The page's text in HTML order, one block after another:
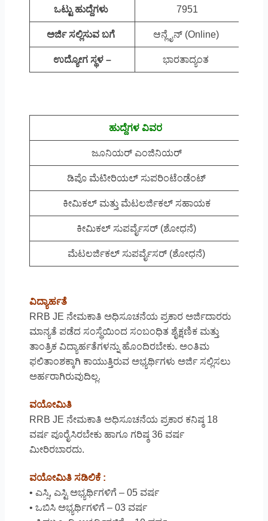
ಒಟ್ಟು ಹುದ್ದೆಗಳು 7951
ಅರ್ಜಿ ಸಲ್ಲಿಸುವ ಬಗೆ ಆನ್ಲೈನ್ (Online)
ಉದ್ಯೋಗ ಸ್ಥಳ – ಭಾರತಾದ್ಯಂತ
ಹುದ್ದೆಗಳ ವಿವರ
ಜೂನಿಯರ್ ಎಂಜಿನಿಯರ್
ಡಿಪೊ ಮೆಟೀರಿಯಲ್ ಸುಪರಿಂಟೆಂಡೆಂಟ್
ಕೀಮಿಕಲ್ ಮತ್ತು ಮೆಟಲರ್ಜಿಕಲ್ ಸಹಾಯಕ
ಕೀಮಿಕಲ್ ಸುಪರ್ವೈಸರ್ (ಶೋಧನೆ)
ಮೆಟಲರ್ಜಿಕಲ್ ಸುಪರ್ವೈಸರ್ (ಶೋಧನೆ)
ವಿದ್ಯಾರ್ಹತೆ
RRB JE ನೇಮಕಾತಿ ಅಧಿಸೂಚನೆಯ ಪ್ರಕಾರ ಅರ್ಜಿದಾರರು
ಮಾನ್ಯತೆ ಪಡೆದ ಸಂಸ್ಥೆಯಿಂದ ಸಂಬಂಧಿತ ಶೈಕ್ಷಣಿಕ ಮತ್ತು
ತಾಂತ್ರಿಕ ವಿದ್ಯಾರ್ಹತೆಗಳನ್ನು ಹೊಂದಿರಬೇಕು. ಅಂತಿಮ
ಫಲಿತಾಂಶಕ್ಕಾಗಿ ಕಾಯುತ್ತಿರುವ ಅಭ್ಯರ್ಥಿಗಳು ಅರ್ಜಿ ಸಲ್ಲಿಸಲು
ಅರ್ಹರಾಗಿರುವುದಿಲ್ಲ.
ವಯೋಮಿತಿ
RRB JE ನೇಮಕಾತಿ ಅಧಿಸೂಚನೆಯ ಪ್ರಕಾರ ಕನಿಷ್ಠ 18
ವರ್ಷ ಪೂರೈಸಿರಬೇಕು ಹಾಗೂ ಗರಿಷ್ಠ 36 ವರ್ಷ
ಮೀರಿರಬಾರದು.
ವಯೋಮಿತಿ ಸಡಿಲಿಕೆ :
• ಎಸ್ಸಿ, ಎಸ್ಟಿ ಅಭ್ಯರ್ಥಿಗಳಿಗೆ – 05 ವರ್ಷ
• ಒಬಿಸಿ ಅಭ್ಯರ್ಥಿಗಳಿಗೆ – 03 ವರ್ಷ